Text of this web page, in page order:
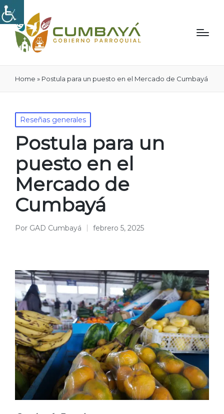
Home » Postula para un puesto en el Mercado de Cumbayá
Publicado
en
Reseñas generales
Postula para un
puesto en el
Mercado de
Cumbayá
Publicado
Por GAD Cumbayá febrero 5, 2025